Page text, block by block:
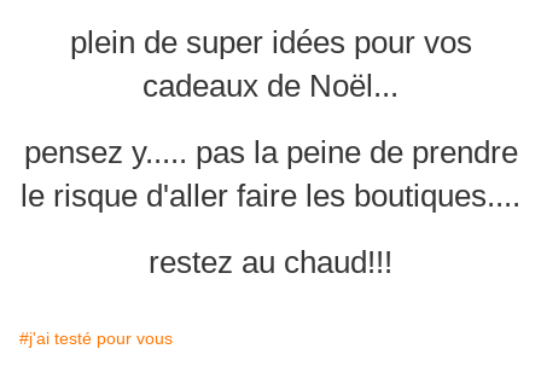
plein de super idées pour vos
cadeaux de Noël...
pensez y..... pas la peine de prendre
le risque d'aller faire les boutiques....
restez au chaud!!!
#j'ai testé pour vous